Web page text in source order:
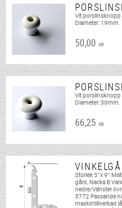
Vit
Diameter: 19mm.
50,00 KR
Vit
Diameter: 30mm.
66,25 KR
Storlek 5”x 9”
gård, Nacka B
nedre/Vänster
5772 Passande
maskintillverkad